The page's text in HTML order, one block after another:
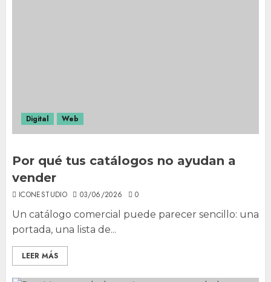
Digital Web
Por qué tus catálogos no ayudan a
vender
ICONESTUDIO 03/06/2026 0
Un catálogo comercial puede parecer sencillo: una
portada, una lista de...
LEER MÁS